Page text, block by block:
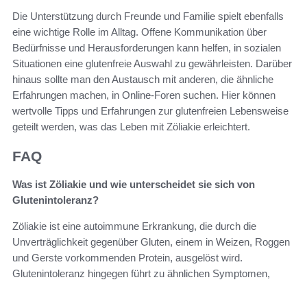
Die Unterstützung durch Freunde und Familie spielt ebenfalls
eine wichtige Rolle im Alltag. Offene Kommunikation über
Bedürfnisse und Herausforderungen kann helfen, in sozialen
Situationen eine glutenfreie Auswahl zu gewährleisten. Darüber
hinaus sollte man den Austausch mit anderen, die ähnliche
Erfahrungen machen, in Online-Foren suchen. Hier können
wertvolle Tipps und Erfahrungen zur glutenfreien Lebensweise
geteilt werden, was das Leben mit Zöliakie erleichtert.
FAQ
Was ist Zöliakie und wie unterscheidet sie sich von
Glutenintoleranz?
Zöliakie ist eine autoimmune Erkrankung, die durch die
Unverträglichkeit gegenüber Gluten, einem in Weizen, Roggen
und Gerste vorkommenden Protein, ausgelöst wird.
Glutenintoleranz hingegen führt zu ähnlichen Symptomen,